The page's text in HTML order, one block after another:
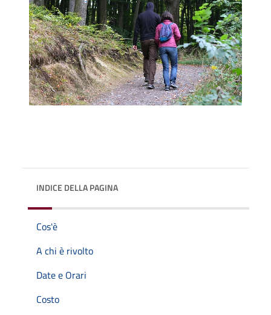
INDICE DELLA PAGINA
Cos'è
A chi è rivolto
Date e Orari
Costo